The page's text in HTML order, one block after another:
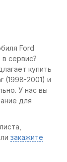
Ford
сервис?
купить
(1998-2001) и
У нас вы
для
закажите